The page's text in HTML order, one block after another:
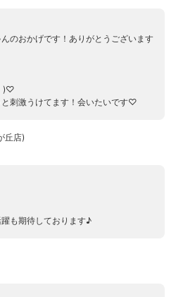
のおかげです！ありがとうございます
)♡
刺激うけてます！会いたいです♡
丘店)
も期待しております♪